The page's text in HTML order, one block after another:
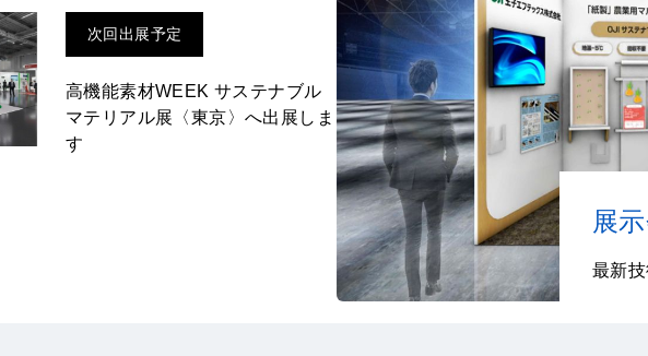
次回出展予定
高機能素材WEEK サステナブル
マテリアル展〈東京〉へ出展しま
す
展
最新